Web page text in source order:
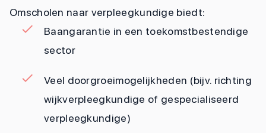
Omscholen naar verpleegkundige biedt:
Baangarantie in een toekomstbestendige
sector
Veel doorgroeimogelijkheden (bijv. richting
wijkverpleegkundige of gespecialiseerd
verpleegkundige)